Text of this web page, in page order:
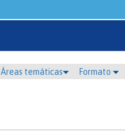
Áreas temáticas Formato